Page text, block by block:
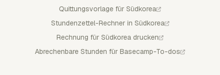
Quittungsvorlage für Südkorea
Stundenzettel-Rechner in Südkorea
Rechnung für Südkorea drucken
Abrechenbare Stunden für Basecamp-To-dos